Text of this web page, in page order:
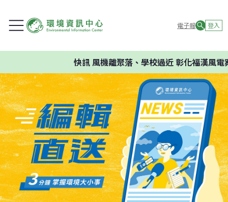
電子報 登入
快訊風機離聚落、學校過近 彰化福漢風電